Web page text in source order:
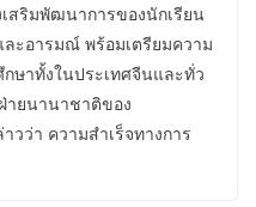
สริมพัฒนาการของนักเรียน
ะอารมณ์ พร้อมเตรียมความ
ษาทั้งในประเทศจีนและทั่ว
ายนานาชาติของ
วว่า ความสำเร็จทางการ